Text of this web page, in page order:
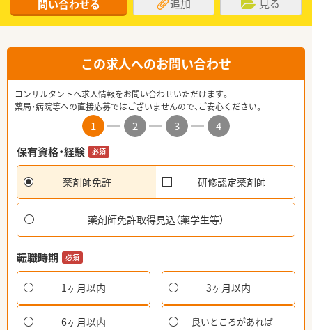
問い合わせる 追加 見る
この求人へのお問い合わせ
コンサルタントへ求人情報をお問い合わせいただけます。
薬局・病院等への直接応募ではございませんので、ご安心ください。
1 2 3
4
保有資格・経験
必須
薬剤師免許 研修認定薬剤師
薬剤師免許取得見込（薬学生等）
転職時期 必須
1ヶ月以内 3ヶ月以内
6ヶ月以内 良いところがあれば